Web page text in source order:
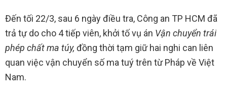
Đến tối 22/3, sau 6 ngày điều tra, Công an TP HCM đã
trả tự do cho 4 tiếp viên, khởi tố vụ án Vận chuyển trái
phép chất ma túy, đồng thời tạm giữ hai nghi can liên
quan việc vận chuyển số ma tuý trên từ Pháp về Việt
Nam.